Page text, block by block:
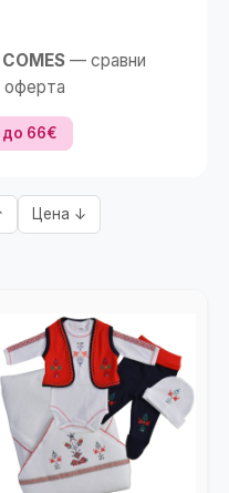
COMES — сравни
оферта
до 66€
Цена ↓